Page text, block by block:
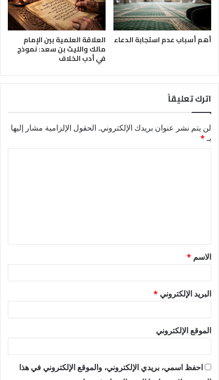
أهم أسباب عدم استجابة الدعاء العلاقة العلمية بين الإمام
مالك والليث بن سعد: نموذج
في أدب الخلاف
اترك تعليقاً
لن يتم نشر عنوان بريدك الإلكتروني. الحقول الإلزامية مشار إليها
بـ*
ق
*
الاسم *
البريد الإلكتروني *
الموقع الإلكتروني
احفظ اسمي، بريدي الإلكتروني، والموقع الإلكتروني في هذا